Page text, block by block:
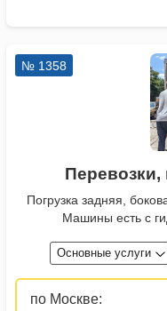
№ 1358
Перевозки,
Погрузка задняя,
Машины есть с
Основные услуги
по Москве: